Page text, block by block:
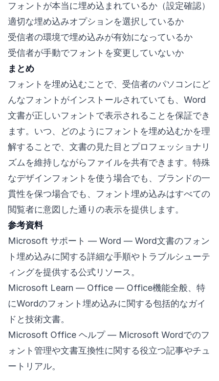
フォントが本当に埋め込まれているか（設定確認）
適切な埋め込みオプションを選択しているか
受信者の環境で埋め込みが有効になっているか
受信者が手動でフォントを変更していないか
まとめ
フォントを埋め込むことで、受信者のパソコンにど
んなフォントがインストールされていても、Word
文書が正しいフォントで表示されることを保証でき
ます。いつ、どのようにフォントを埋め込むかを理
解することで、文書の見た目とプロフェッショナリ
ズムを維持しながらファイルを共有できます。特殊
なデザインフォントを使う場合でも、ブランドの一
貫性を保つ場合でも、フォント埋め込みはすべての
閲覧者に意図した通りの表示を提供します。
参考資料
Microsoft サポート — Word — Word文書のフォン
ト埋め込みに関する詳細な手順やトラブルシューテ
ィングを提供する公式リソース。
Microsoft Learn — Office — Office機能全般、特
にWordのフォント埋め込みに関する包括的なガイ
ドと技術文書。
Microsoft Office ヘルプ— Microsoft Wordでのフ
ォント管理や文書互換性に関する役立つ記事やチュ
ートリアル。